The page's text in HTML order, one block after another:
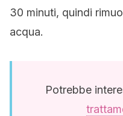
30 minuti, quindi
acqua.
Potrebbe